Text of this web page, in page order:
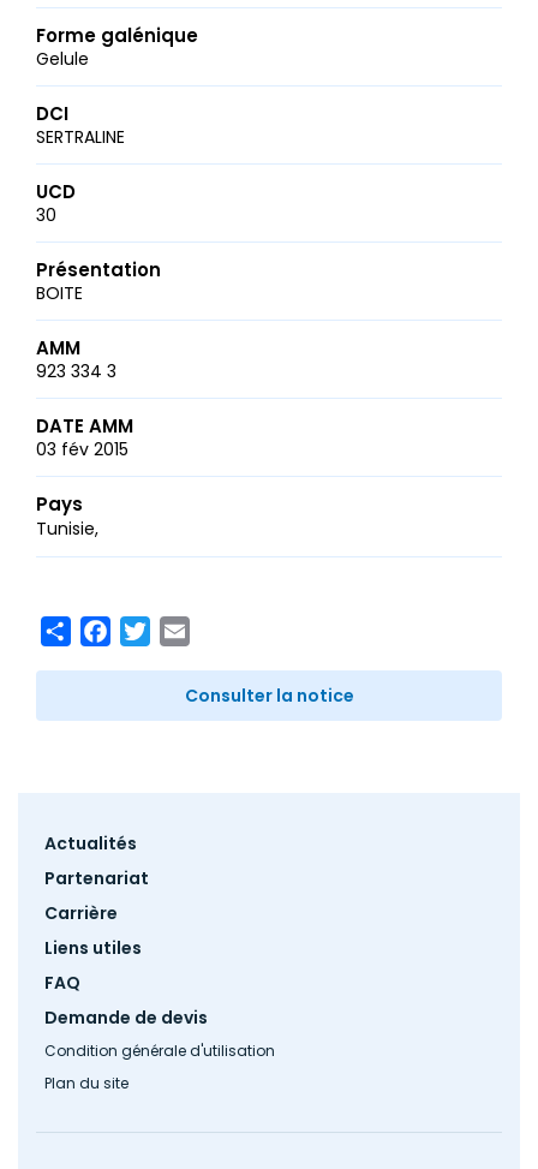
Forme galénique
Gelule
DCI
SERTRALINE
UCD
30
Présentation
BOITE
AMM
923 334 3
DATE AMM
03 fév 2015
Pays
Tunisie
ShareFacebook
Twitter
Consulter la notice
Footer
Actualités
Partenariat
Carrière
Liens utiles
FAQ
Demande de devis
Condition générale d'utilisation
Plan du site